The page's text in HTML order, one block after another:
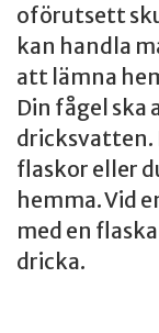
oförutsett
kan handla
att lämna
Din fågel
dricksvatten.
flaskor eller
hemma. Vid
med en
dricka.